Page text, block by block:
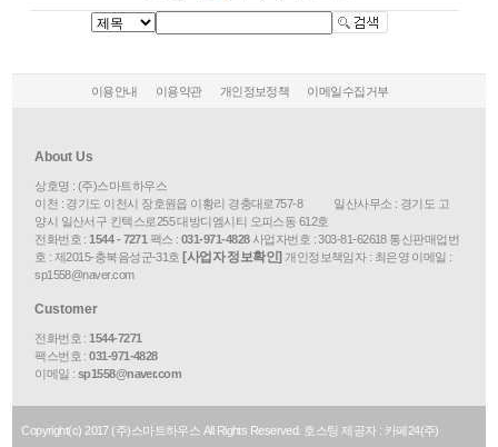
이용안내 이용약관 개인정보정책 이메일수집거부
About Us
상호명 : (주)스마트하우스
이천 : 경기도 이천시 장호원읍 이황리 경충대로757-8 일산사무소 : 경기도 고
양시 일산서구 킨텍스로255 대방디엠시티 오피스동 612호
전화번호 :1544 - 7271 팩스 :031-971-4828사업자번호 :303-81-62618통신판매업번
호 :제2015-충북음성군-31호 [사업자 정보확인] 개인정보책임자 : 최은영 이메일 :
sp1558@naver.com
Customer
전화번호 :1544-7271
팩스번호 :031-971-4828
이메일 : sp1558@naver.com
Copyright(c) 2017(주)스마트하우스 All Rights Reserved. 호스팅 제공자 : 카페24(주)